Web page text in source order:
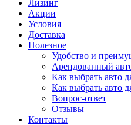
Лизинг
Акции
Условия
Доставка
Полезное
Удобство и
Арендованный
Как выбрать авто
Как выбрать авто
Вопрос-ответ
Отзывы
Контакты